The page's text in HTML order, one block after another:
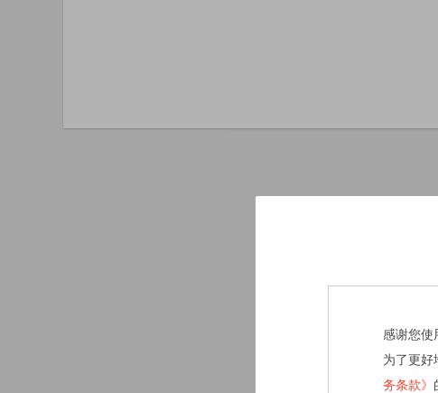
感谢您使
为了更好
务条款》